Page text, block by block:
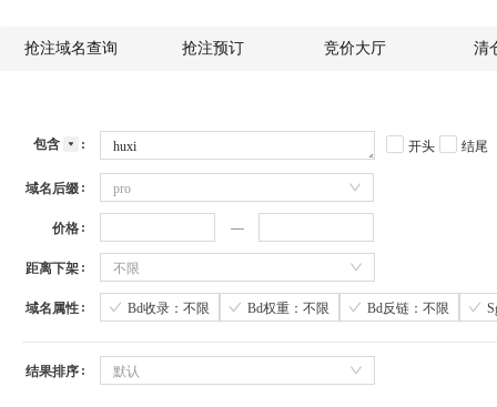
抢注域名查询 抢注预订 竞价大厅 清
包含 开头 结尾
域名后缀 pro
价格
距离下架 不限
域名属性 Bd收录：不限 Bd权重：不限 Bd反链：不限
结果排序 默认